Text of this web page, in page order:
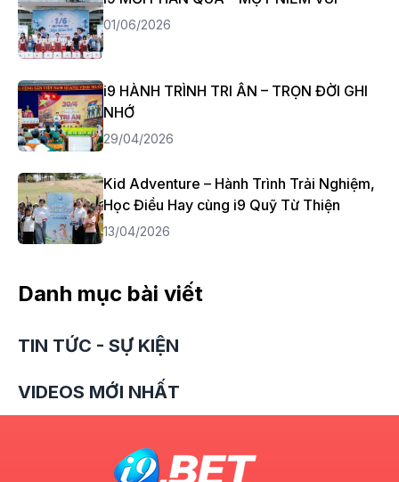
01/06/2026
i9 HÀNH TRÌNH TRI ÂN – TRỌN ĐỜI GHI
NHỚ
29/04/2026
Kid Adventure – Hành Trình Trải Nghiệm,
Học Điều Hay cùng i9 Quỹ Từ Thiện
13/04/2026
Danh mục bài viết
TIN TỨC - SỰ KIỆN
VIDEOS MỚI NHẤT